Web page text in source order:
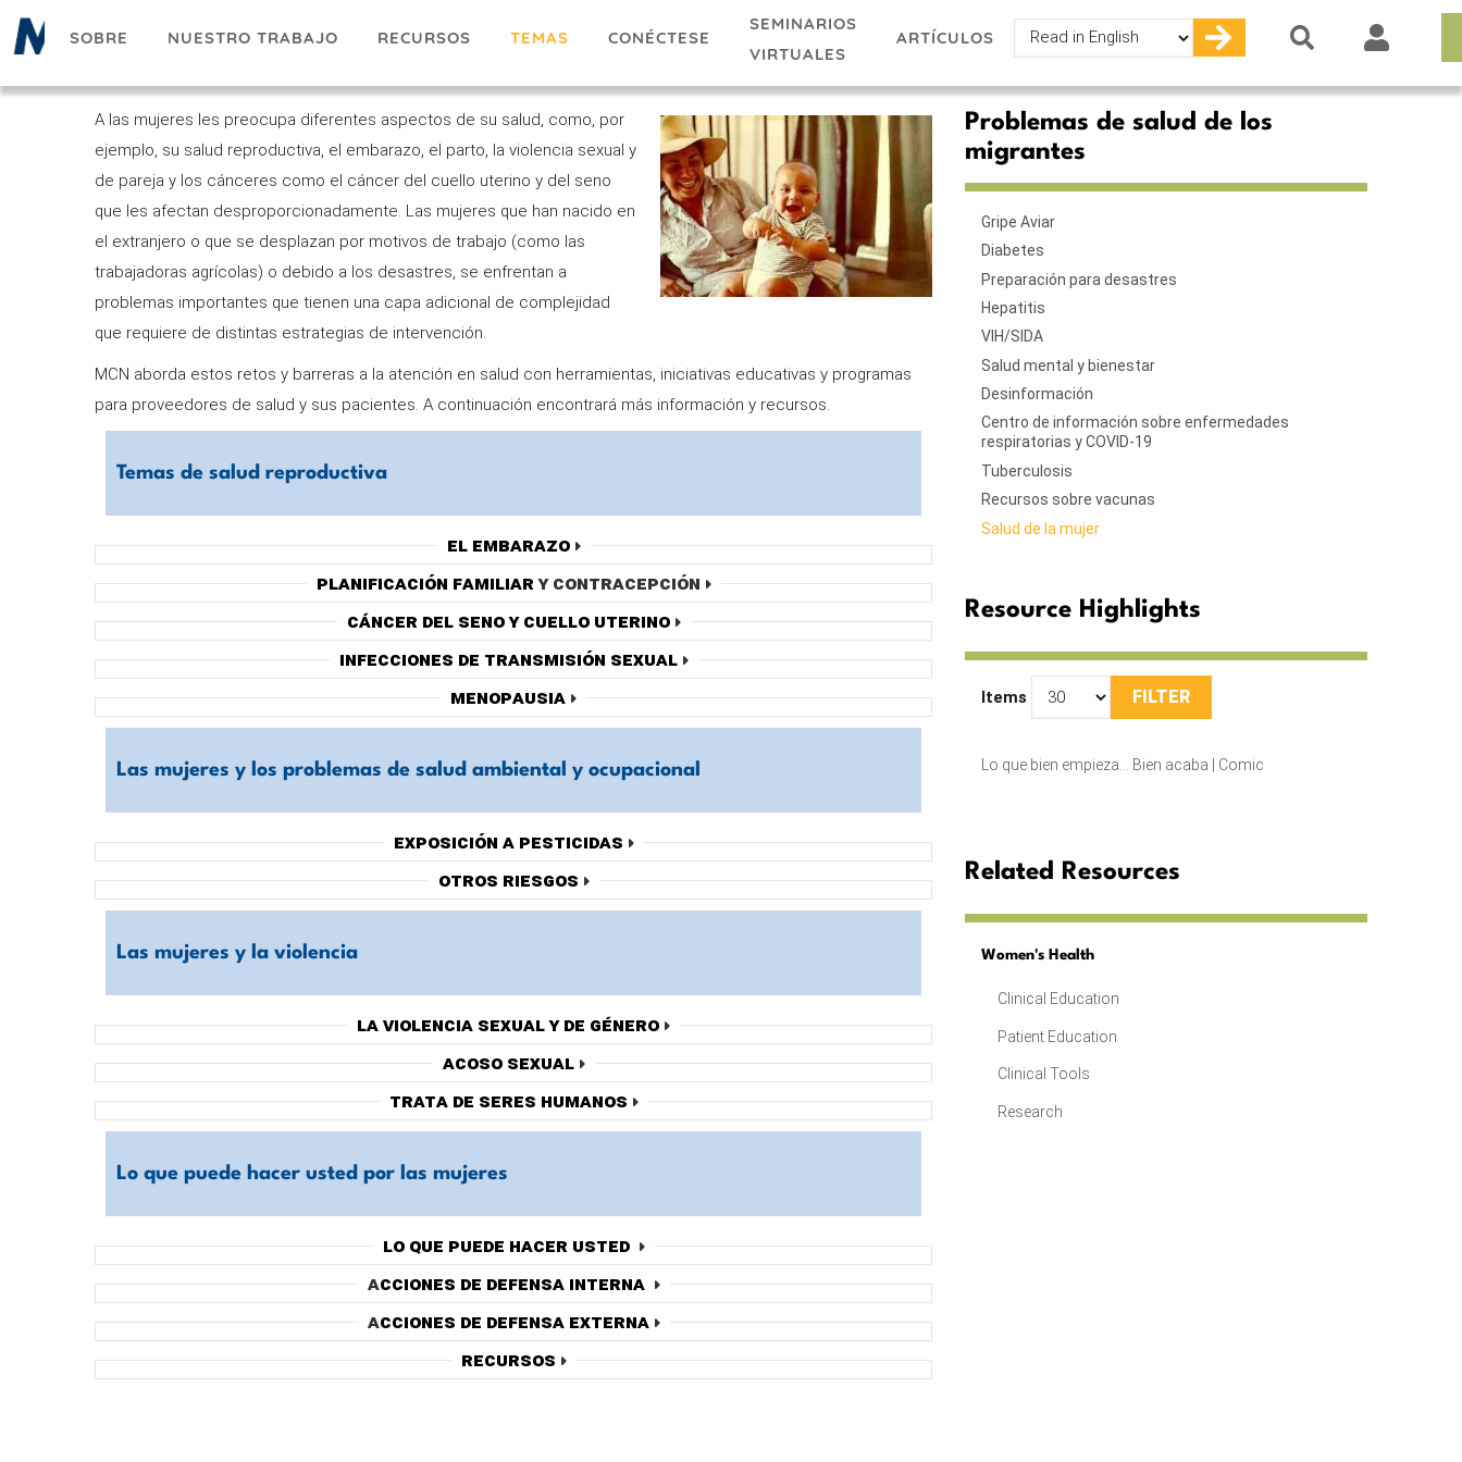
Pasar
SOBRE NUESTRO TRABAJO RECURSOS TEMAS CONÉCTESE
SEMINARIOS
VIRTUALES
ARTÍCULOS
Select
your
language
A las mujeres les preocupa diferentes aspectos de su salud, como, por
ejemplo, su salud reproductiva, el embarazo, el parto, la violencia sexual y
de pareja y los cánceres como el cáncer del cuello uterino y del seno
que les afectan desproporcionadamente. Las mujeres que han nacido en
el extranjero o que se desplazan por motivos de trabajo (como las
trabajadoras agrícolas) o debido a los desastres, se enfrentan a
problemas importantes que tienen una capa adicional de complejidad
que requiere de distintas estrategias de intervención.
MCN aborda estos retos y barreras a la atención en salud con herramientas, iniciativas educativas y programas
para proveedores de salud y sus pacientes. A continuación encontrará más información y recursos.
Temas de salud reproductiva
El embarazo
Planificación familiary contracepción
Cáncer del seno y cuello uterino
Infecciones de transmisión sexual
Menopausia
Las mujeres y los problemas de salud ambiental y ocupacional
Exposición a pesticidas
Otros riesgos
Las mujeres y la violencia
La violencia sexual y de género
Acoso sexual
Trata de seres humanos
Lo que puede hacer usted por las mujeres
Lo que puede hacer usted
Acciones de defensa interna
Acciones de defensa externa
Recursos
Problemas de salud de los
migrantes
Gripe Aviar
Diabetes
Preparación para desastres
Hepatitis
VIH/SIDA
Salud mental y bienestar
Desinformación
Centro de información sobre enfermedades
respiratorias y COVID-19
Tuberculosis
Recursos sobre vacunas
Salud de la mujer
Resource Highlights
Items
Lo que bien empieza… Bien acaba | Comic
Related Resources
Women's Health
Clinical Education
Patient Education
Clinical Tools
Research